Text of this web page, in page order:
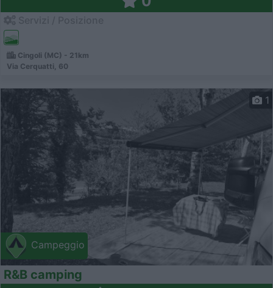
Cingoli (MC) - 21km
Via Cerquatti, 60
Campeggio
1
R&B camping